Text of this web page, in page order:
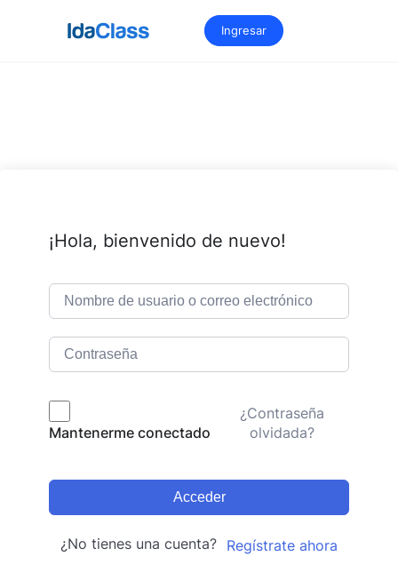
Ingresar
¡Hola, bienvenido de nuevo!
Mantenerme conectado
¿Contraseña
olvidada?
Acceder
¿No tienes una cuenta? Regístrate ahora